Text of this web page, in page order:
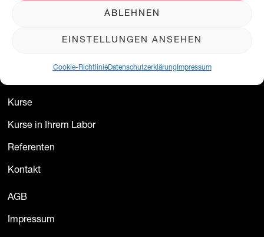
ABLEHNEN
EINSTELLUNGEN ANSEHEN
Cookie-RichtlinieDatenschutzerklärungImpressum
+49 (0)2338 801 900
Kurse
Kurse in Ihrem Labor
Referenten
Kontakt
AGB
Impressum